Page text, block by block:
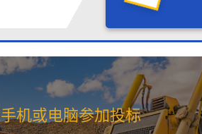
机或电脑参加投标